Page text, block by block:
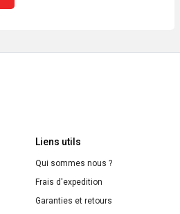
Liens utils
Qui sommes nous ?
Frais d'expedition
Garanties et retours